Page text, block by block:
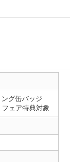
グ缶バッジ
ェア特典対象